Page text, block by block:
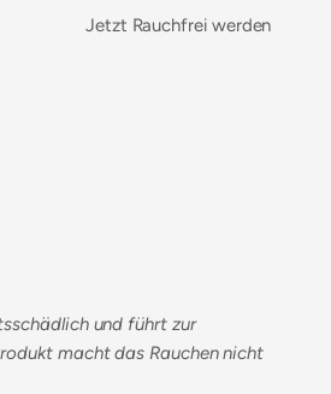
Jetzt Rauchfrei werden
und führt zur
macht das Rauchen nicht